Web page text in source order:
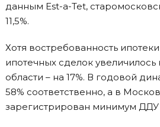
данным Est-a-Tet,
11,5%.
Хотя востребованность
ипотечных сделок
области – на 17%. В годовой
58% соответственно, а в
зарегистрирован минимум ДДУ